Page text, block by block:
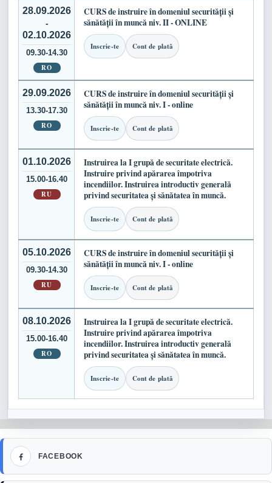
28.09.2026
-
02.10.2026
09.30-14.30
RO
CURS de instruire în domeniul securității și
sănătății în muncă niv. II - ONLINE
Inscrie-te Cont de plată
29.09.2026
13.30-17.30
RO
CURS de instruire în domeniul securității și
sănătății în muncă niv. I - online
Inscrie-te Cont de plată
01.10.2026
15.00-16.40
RU
Instruirea la I grupă de securitate electrică.
Instruire privind apărarea împotriva
incendiilor. Instruirea introductiv generală
privind securitatea și sănătatea în muncă.
Inscrie-te Cont de plată
05.10.2026
09.30-14.30
RU
CURS de instruire în domeniul securității și
sănătății în muncă niv. I - online
Inscrie-te Cont de plată
08.10.2026
15.00-16.40
RO
Instruirea la I grupă de securitate electrică.
Instruire privind apărarea împotriva
incendiilor. Instruirea introductiv generală
privind securitatea și sănătatea în muncă.
Inscrie-te Cont de plată
FACEBOOK
Facebook